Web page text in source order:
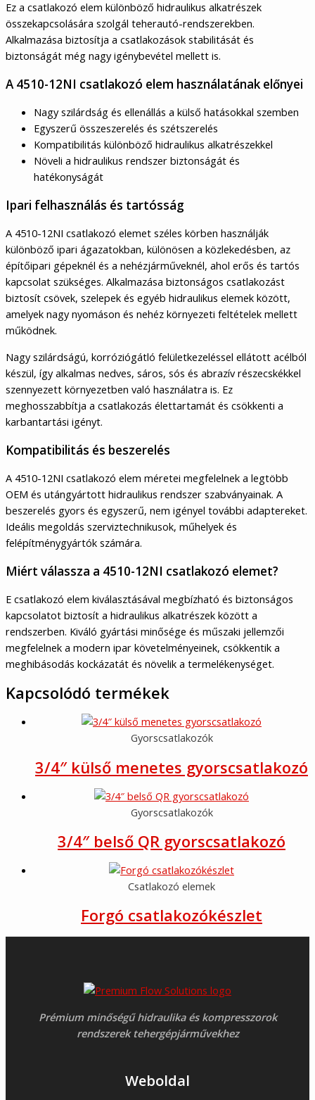
Ez a csatlakozó elem különböző hidraulikus alkatrészek
összekapcsolására szolgál teherautó-rendszerekben.
Alkalmazása biztosítja a csatlakozások stabilitását és
biztonságát még nagy igénybevétel mellett is.
A 4510-12NI csatlakozó elem használatának előnyei
Nagy szilárdság és ellenállás a külső hatásokkal szemben
Egyszerű összeszerelés és szétszerelés
Kompatibilitás különböző hidraulikus alkatrészekkel
Növeli a hidraulikus rendszer biztonságát és
hatékonyságát
Ipari felhasználás és tartósság
A 4510-12NI csatlakozó elemet széles körben használják
különböző ipari ágazatokban, különösen a közlekedésben, az
építőipari gépeknél és a nehézjárműveknél, ahol erős és tartós
kapcsolat szükséges. Alkalmazása biztonságos csatlakozást
biztosít csövek, szelepek és egyéb hidraulikus elemek között,
amelyek nagy nyomáson és nehéz környezeti feltételek mellett
működnek.
Nagy szilárdságú, korróziógátló felületkezeléssel ellátott acélból
készül, így alkalmas nedves, sáros, sós és abrazív részecskékkel
szennyezett környezetben való használatra is. Ez
meghosszabbítja a csatlakozás élettartamát és csökkenti a
karbantartási igényt.
Kompatibilitás és beszerelés
A 4510-12NI csatlakozó elem méretei megfelelnek a legtöbb
OEM és utángyártott hidraulikus rendszer szabványainak. A
beszerelés gyors és egyszerű, nem igényel további adaptereket.
Ideális megoldás szerviztechnikusok, műhelyek és
felépítménygyártók számára.
Miért válassza a 4510-12NI csatlakozó elemet?
E csatlakozó elem kiválasztásával megbízható és biztonságos
kapcsolatot biztosít a hidraulikus alkatrészek között a
rendszerben. Kiváló gyártási minősége és műszaki jellemzői
megfelelnek a modern ipar követelményeinek, csökkentik a
meghibásodás kockázatát és növelik a termelékenységet.
Kapcsolódó termékek
Gyorscsatlakozók
3/4″ külső menetes gyorscsatlakozó
Gyorscsatlakozók
3/4″ belső QR gyorscsatlakozó
Csatlakozó elemek
Forgó csatlakozókészlet
Prémium minőségű hidraulika és kompresszorok
rendszerek tehergépjárművekhez
Weboldal